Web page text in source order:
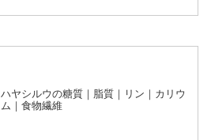
ハヤシルウの糖質｜脂質｜リン｜カリウ
ム｜食物繊維